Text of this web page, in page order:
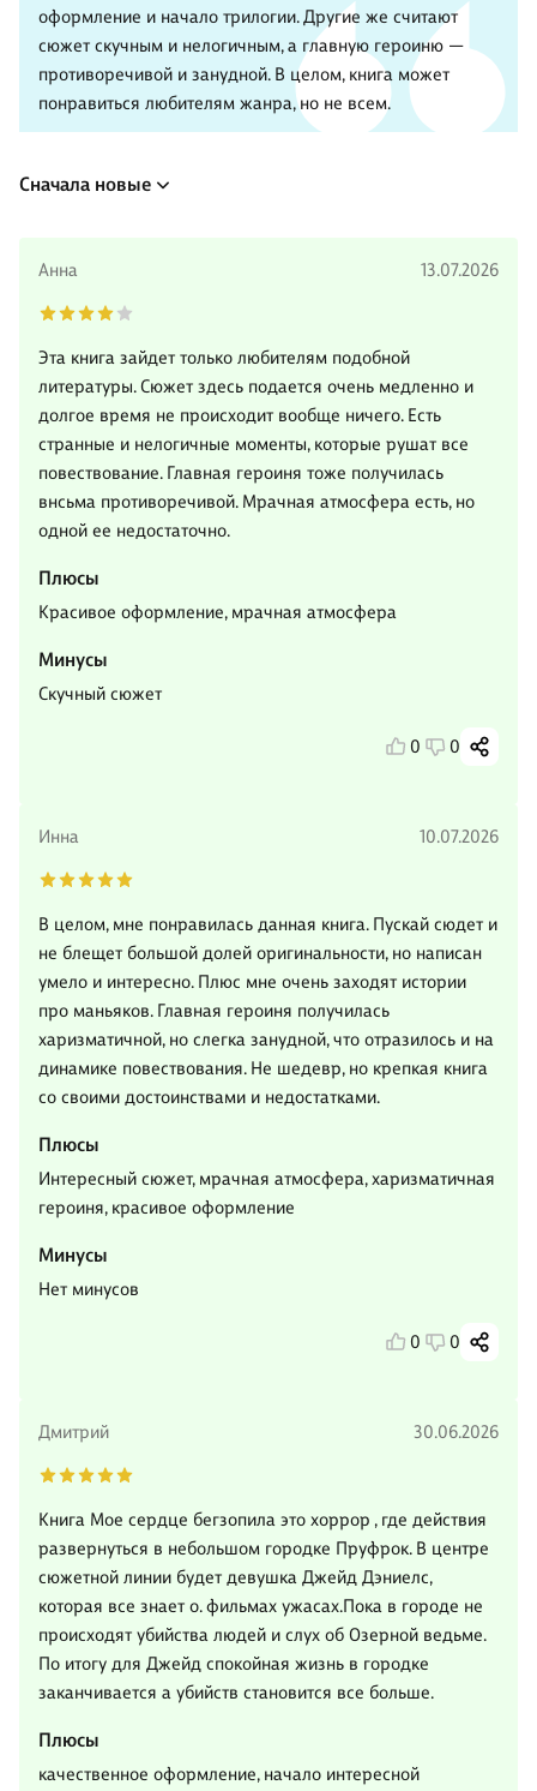
оформление и начало трилогии. Другие же считают
сюжет скучным и нелогичным, а главную героиню —
противоречивой и занудной. В целом, книга может
понравиться любителям жанра, но не всем.
Сначала новые
Анна 13.07.2026
Эта книга зайдет только любителям подобной
литературы. Сюжет здесь подается очень медленно и
долгое время не происходит вообще ничего. Есть
странные и нелогичные моменты, которые рушат все
повествование. Главная героиня тоже получилась
внсьма противоречивой. Мрачная атмосфера есть, но
одной ее недостаточно.
Плюсы
Красивое оформление, мрачная атмосфера
Минусы
Скучный сюжет
0 0
Инна 10.07.2026
В целом, мне понравилась данная книга. Пускай сюдет и
не блещет большой долей оригинальности, но написан
умело и интересно. Плюс мне очень заходят истории
про маньяков. Главная героиня получилась
харизматичной, но слегка занудной, что отразилось и на
динамике повествования. Не шедевр, но крепкая книга
со своими достоинствами и недостатками.
Плюсы
Интересный сюжет, мрачная атмосфера, харизматичная
героиня, красивое оформление
Минусы
Нет минусов
0 0
Дмитрий 30.06.2026
Книга Мое сердце бегзопила это хоррор , где действия
развернуться в небольшом городке Пруфрок. В центре
сюжетной линии будет девушка Джейд Дэниелс,
которая все знает о. фильмах ужасах.Пока в городе не
происходят убийства людей и слух об Озерной ведьме.
По итогу для Джейд спокойная жизнь в городке
заканчивается а убийств становится все больше.
Плюсы
качественное оформление, начало интересной